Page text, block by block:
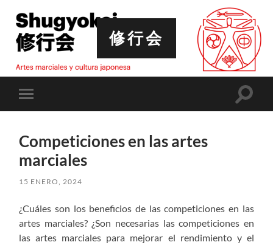
修行会
Alternar
el
Competiciones en las artes
marciales
15 ENERO, 2024
¿Cuáles son los beneficios de las competiciones en las
artes marciales? ¿Son necesarias las competiciones en
las artes marciales para mejorar el rendimiento y el